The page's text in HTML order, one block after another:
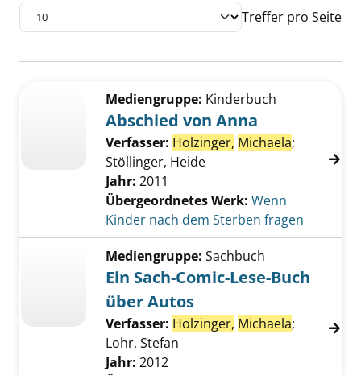
Treffer pro Seite
Zu den Suchfiltern springen
Mediengruppe: Kinderbuch
Abschied von Anna
Verfasser: Holzinger, Michaela;
Stöllinger, Heide
Jahr: 2011
Übergeordnetes Werk: Wenn
Kinder nach dem Sterben fragen
Mediengruppe: Sachbuch
Ein Sach-Comic-Lese-Buch
über Autos
Verfasser: Holzinger, Michaela;
Lohr, Stefan
Jahr: 2012